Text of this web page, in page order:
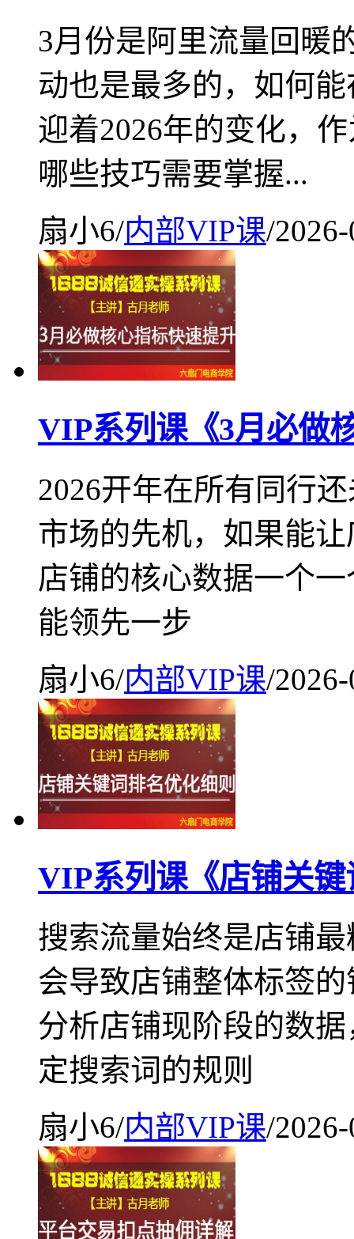
3月份是阿里流量回暖
动也是最多的，如何
迎着2026年的变化，
哪些技巧需要掌握...
扇小6/内部VIP课/
VIP系列课《3月必做
2026开年在所有同行
市场的先机，如果能
店铺的核心数据一个
能领先一步
扇小6/内部VIP课/
VIP系列课《店铺关
搜索流量始终是店铺
会导致店铺整体标签
分析店铺现阶段的数
定搜索词的规则
扇小6/内部VIP课/